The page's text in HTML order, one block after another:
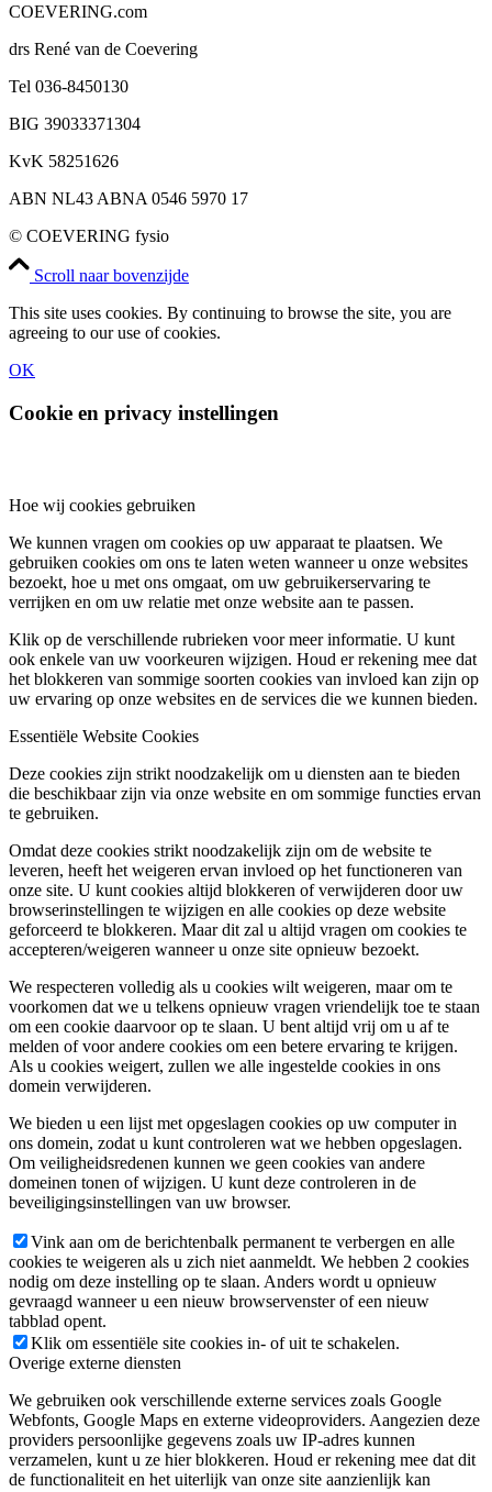
COEVERING.com
drs René van de Coevering
Tel 036-8450130
BIG 39033371304
KvK 58251626
ABN NL43 ABNA 0546 5970 17
© COEVERING fysio
Scroll naar bovenzijde
This site uses cookies. By continuing to browse the site, you are
agreeing to our use of cookies.
OK
Cookie en privacy instellingen
Hoe wij cookies gebruiken
We kunnen vragen om cookies op uw apparaat te plaatsen. We
gebruiken cookies om ons te laten weten wanneer u onze websites
bezoekt, hoe u met ons omgaat, om uw gebruikerservaring te
verrijken en om uw relatie met onze website aan te passen.
Klik op de verschillende rubrieken voor meer informatie. U kunt
ook enkele van uw voorkeuren wijzigen. Houd er rekening mee dat
het blokkeren van sommige soorten cookies van invloed kan zijn op
uw ervaring op onze websites en de services die we kunnen bieden.
Essentiële Website Cookies
Deze cookies zijn strikt noodzakelijk om u diensten aan te bieden
die beschikbaar zijn via onze website en om sommige functies ervan
te gebruiken.
Omdat deze cookies strikt noodzakelijk zijn om de website te
leveren, heeft het weigeren ervan invloed op het functioneren van
onze site. U kunt cookies altijd blokkeren of verwijderen door uw
browserinstellingen te wijzigen en alle cookies op deze website
geforceerd te blokkeren. Maar dit zal u altijd vragen om cookies te
accepteren/weigeren wanneer u onze site opnieuw bezoekt.
We respecteren volledig als u cookies wilt weigeren, maar om te
voorkomen dat we u telkens opnieuw vragen vriendelijk toe te staan
om een cookie daarvoor op te slaan. U bent altijd vrij om u af te
melden of voor andere cookies om een betere ervaring te krijgen.
Als u cookies weigert, zullen we alle ingestelde cookies in ons
domein verwijderen.
We bieden u een lijst met opgeslagen cookies op uw computer in
ons domein, zodat u kunt controleren wat we hebben opgeslagen.
Om veiligheidsredenen kunnen we geen cookies van andere
domeinen tonen of wijzigen. U kunt deze controleren in de
beveiligingsinstellingen van uw browser.
Vink aan om de berichtenbalk permanent te verbergen en alle
cookies te weigeren als u zich niet aanmeldt. We hebben 2 cookies
nodig om deze instelling op te slaan. Anders wordt u opnieuw
gevraagd wanneer u een nieuw browservenster of een nieuw
tabblad opent.
Klik om essentiële site cookies in- of uit te schakelen.
Overige externe diensten
We gebruiken ook verschillende externe services zoals Google
Webfonts, Google Maps en externe videoproviders. Aangezien deze
providers persoonlijke gegevens zoals uw IP-adres kunnen
verzamelen, kunt u ze hier blokkeren. Houd er rekening mee dat dit
de functionaliteit en het uiterlijk van onze site aanzienlijk kan